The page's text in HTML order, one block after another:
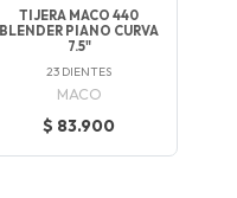
TIJERA MACO 440
BLENDER PIANO CURVA
7.5"
23 DIENTES
MACO
$ 83.900